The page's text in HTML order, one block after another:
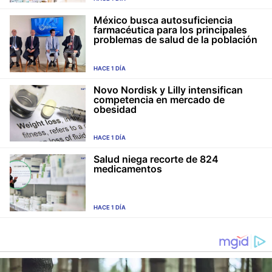
México busca autosuficiencia
farmacéutica para los principales
problemas de salud de la población
HACE 1 DÍA
Novo Nordisk y Lilly intensifican
competencia en mercado de
obesidad
HACE 1 DÍA
Salud niega recorte de 824
medicamentos
HACE 1 DÍA